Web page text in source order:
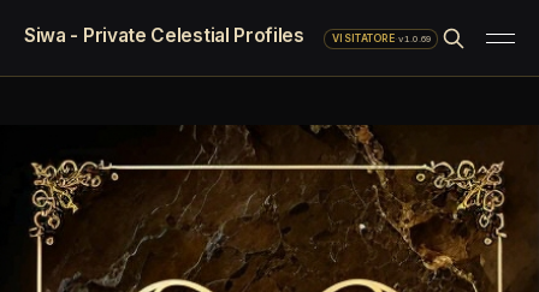
Siwa - Private Celestial Profiles VISITATORE·v1.0.69